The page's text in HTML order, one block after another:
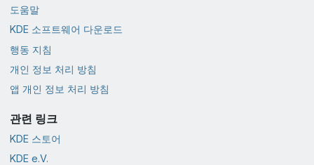
도움말
KDE 소프트웨어 다운로드
행동 지침
개인 정보 처리 방침
앱 개인 정보 처리 방침
관련 링크
KDE 스토어
KDE e.V.